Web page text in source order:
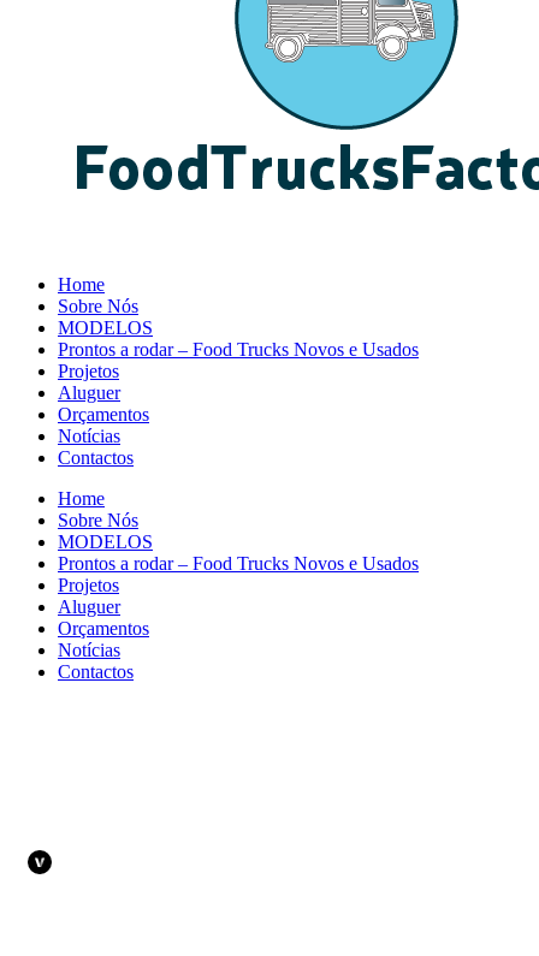
Home
Sobre Nós
MODELOS
Prontos a rodar – Food Trucks Novos e Usados
Projetos
Aluguer
Orçamentos
Notícias
Contactos
Home
Sobre Nós
MODELOS
Prontos a rodar – Food Trucks Novos e Usados
Projetos
Aluguer
Orçamentos
Notícias
Contactos